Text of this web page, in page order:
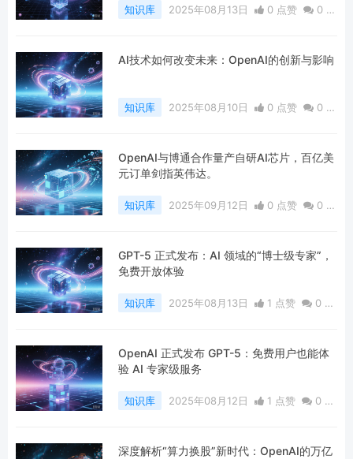
知识库 2025年08月13日 0 点赞 0 评
AI技术如何改变未来：OpenAI的创新与影响
知识库 2025年08月10日 0 点赞 0 评
OpenAI与博通合作量产自研AI芯片，百亿美
元订单剑指英伟达。
知识库 2025年09月12日 0 点赞 0 评
GPT-5 正式发布：AI 领域的“博士级专家”，
免费开放体验
知识库 2025年08月13日 1 点赞 0 评
OpenAI 正式发布 GPT-5：免费用户也能体
验 AI 专家级服务
知识库 2025年08月12日 1 点赞 0 评
深度解析“算力换股”新时代：OpenAI的万亿